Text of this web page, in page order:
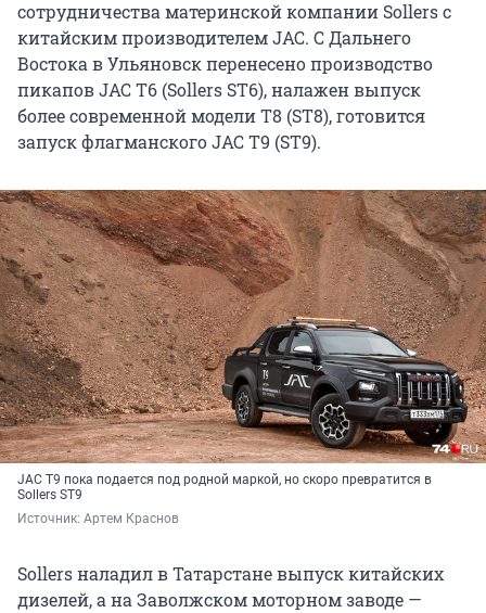
сотрудничества материнской компании Sollers с
китайским производителем JAC. С Дальнего
Востока в Ульяновск перенесено производство
пикапов JAC T6 (Sollers ST6), налажен выпуск
более современной модели Т8 (ST8), готовится
запуск флагманского JAC T9 (ST9).
JAC T9 пока подается под родной маркой, но скоро превратится в
Sollers ST9
Источник: Артем Краснов
Sollers наладил в Татарстане выпуск китайских
дизелей, а на Заволжском моторном заводе —